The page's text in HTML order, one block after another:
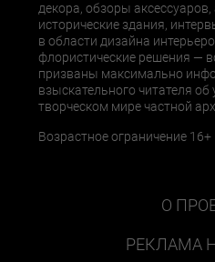
декора, обзоры аксессуаров,
исторические здания,
в области дизайна
флористические решения —
призваны максимально
взыскательного читателя об
творческом мире частной
Возрастное ограничение 16+
О
РЕКЛАМА